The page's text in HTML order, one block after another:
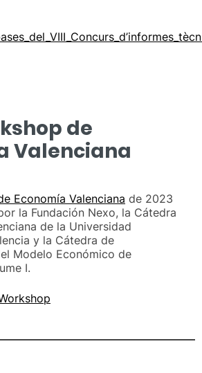
de
Valenciana
Economía Valenciana de 2023
la Fundación Nexo, la Cátedra
de la Universidad
y la Cátedra de
Modelo Económico de
I.